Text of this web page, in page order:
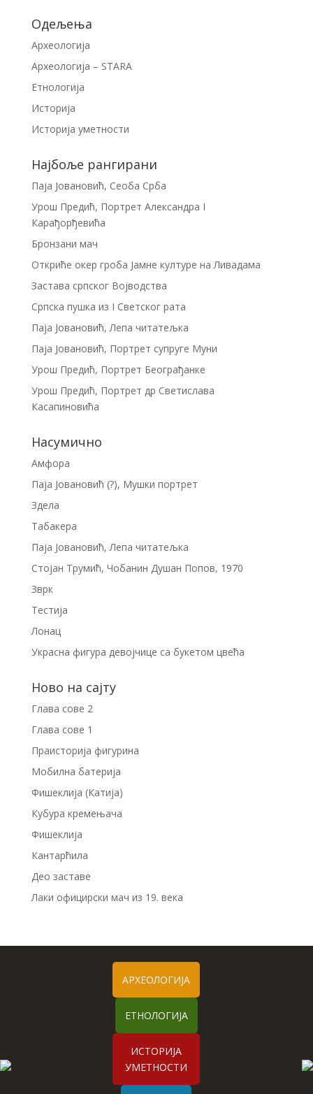
Одељења
Археологија
Археологија – STARA
Етнологија
Историја
Историја уметности
Најбоље рангирани
Паја Јовановић, Сеоба Срба
Урош Предић, Портрет Александра I
Карађорђевића
Бронзани мач
Откриће окер гроба Јамне културе на Ливадама
Застава српског Војводства
Српска пушка из I Светског рата
Паја Јовановић, Лепа читатељка
Паја Јовановић, Портрет супруге Муни
Урош Предић, Портрет Београђанке
Урош Предић, Портрет др Светислава
Касапиновића
Насумично
Амфора
Паја Јовановић (?), Мушки портрет
Здела
Табакера
Паја Јовановић, Лепа читатељка
Стојан Трумић, Чобанин Душан Попов, 1970
Зврк
Тестија
Лонац
Украсна фигура девојчице са букетом цвећа
Ново на сајту
Глава сове 2
Глава сове 1
Праисторија фигурина
Мобилна батерија
Фишеклија (Катија)
Кубура кремењача
Фишеклија
Кантарћила
Део заставе
Лаки официрски мач из 19. века
АРХЕОЛОГИЈА
ЕТНОЛОГИЈА
ИСТОРИЈА
УМЕТНОСТИ